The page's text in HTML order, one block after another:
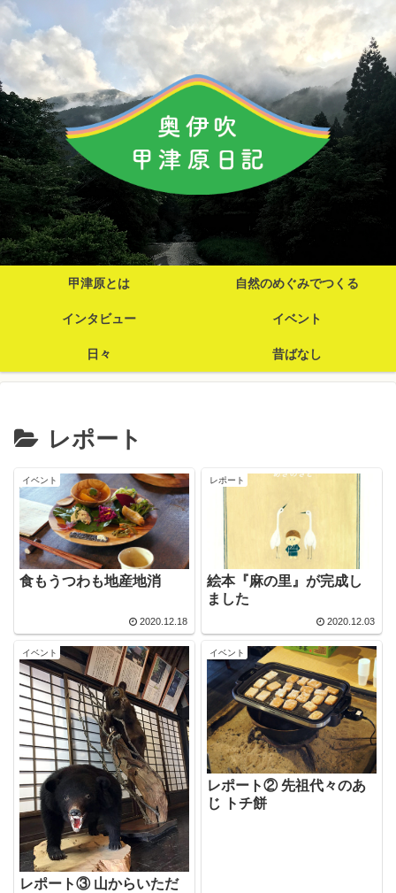
甲津原とは 自然のめぐみでつくる
インタビュー イベント
日々 昔ばなし
レポート
イベント
食もうつわも地産地消
2020.12.18
レポート
絵本『麻の里』が完成し
ました
2020.12.03
イベント
レポート③ 山からいただ
イベント
レポート② 先祖代々のあ
じ トチ餅